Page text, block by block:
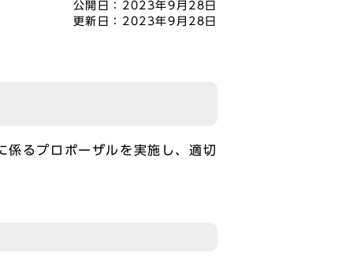
公開日： 2023年9月28日
更新日： 2023年9月28日
るプロポーザルを実施し、適切